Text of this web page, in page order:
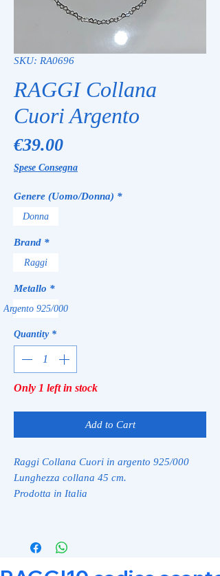
SKU: RA0696
RAGGI Collana
Cuori Argento
€39.00Price
Spese Consegna
Genere (Uomo/Donna) *
Donna
Brand *
Raggi
Metallo *
Argento 925/000
Quantity *
Only 1 left in stock
Add to Cart
Raggi Collana Cuori in argento 925/000
Lunghezza collana 45 cm.
Prodotta in Italia